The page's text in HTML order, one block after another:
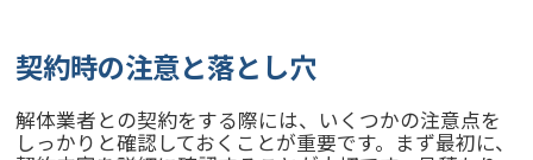
契約時の注意と落とし穴
解体業者との契約をする際には、いくつかの注意点を
しっかりと確認しておくことが重要です。まず最初に、